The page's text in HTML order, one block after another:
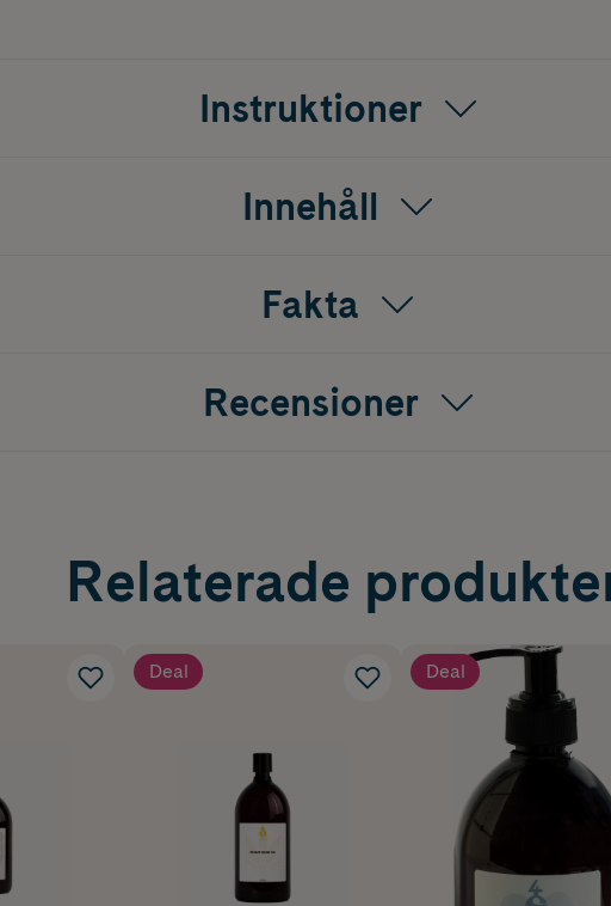
Instruktioner
Innehåll
Fakta
Recensioner
Relaterade
Deal Deal